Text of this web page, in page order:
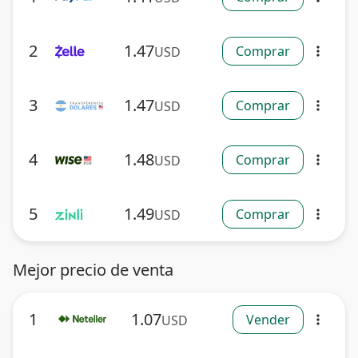
2 1.47USD Comprar more_vert
3 1.47USD Comprar more_vert
4 1.48USD Comprar more_vert
5 1.49USD Comprar more_vert
Mejor precio de venta
1 1.07USD Vender more_vert